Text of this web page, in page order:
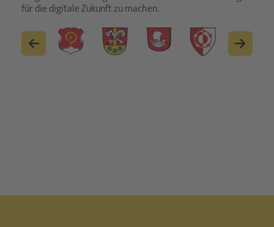
für die digitale Zukunft zu machen.